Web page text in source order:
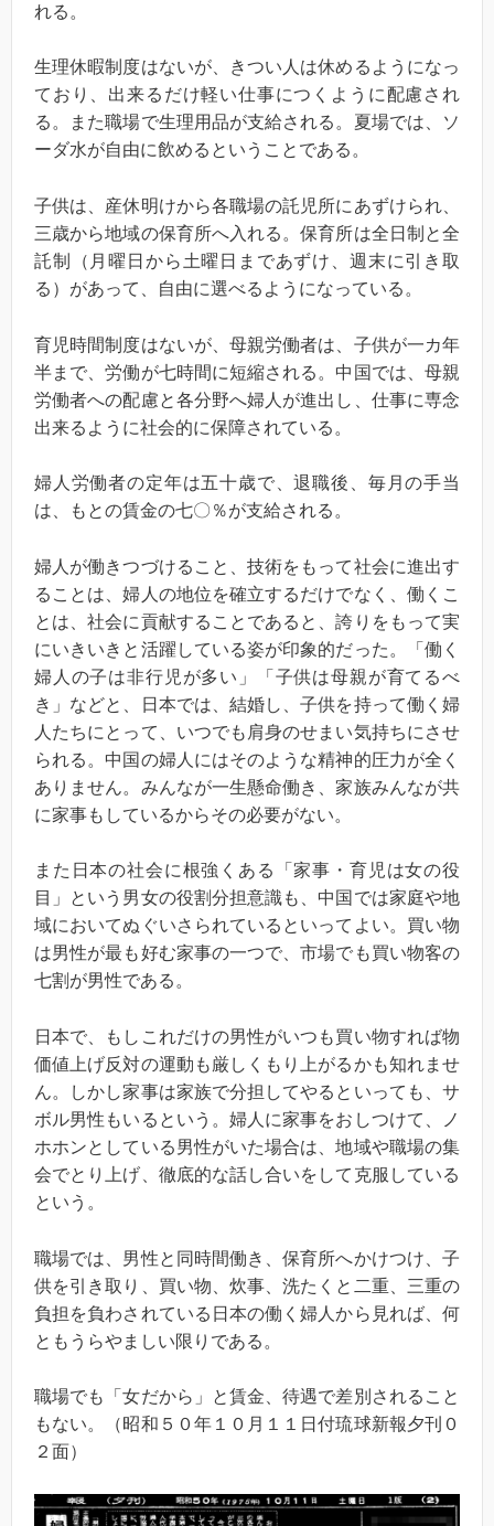
れる。
生理休暇制度はないが、きつい人は休めるようになっ
ており、出来るだけ軽い仕事につくように配慮され
る。また職場で生理用品が支給される。夏場では、ソ
ーダ水が自由に飲めるということである。
子供は、産休明けから各職場の託児所にあずけられ、
三歳から地域の保育所へ入れる。保育所は全日制と全
託制（月曜日から土曜日まであずけ、週末に引き取
る）があって、自由に選べるようになっている。
育児時間制度はないが、母親労働者は、子供が一カ年
半まで、労働が七時間に短縮される。中国では、母親
労働者への配慮と各分野へ婦人が進出し、仕事に専念
出来るように社会的に保障されている。
婦人労働者の定年は五十歳で、退職後、毎月の手当
は、もとの賃金の七〇％が支給される。
婦人が働きつづけること、技術をもって社会に進出す
ることは、婦人の地位を確立するだけでなく、働くこ
とは、社会に貢献することであると、誇りをもって実
にいきいきと活躍している姿が印象的だった。「働く
婦人の子は非行児が多い」「子供は母親が育てるべ
き」などと、日本では、結婚し、子供を持って働く婦
人たちにとって、いつでも肩身のせまい気持ちにさせ
られる。中国の婦人にはそのような精神的圧力が全く
ありません。みんなが一生懸命働き、家族みんなが共
に家事もしているからその必要がない。
また日本の社会に根強くある「家事・育児は女の役
目」という男女の役割分担意識も、中国では家庭や地
域においてぬぐいさられているといってよい。買い物
は男性が最も好む家事の一つで、市場でも買い物客の
七割が男性である。
日本で、もしこれだけの男性がいつも買い物すれば物
価値上げ反対の運動も厳しくもり上がるかも知れませ
ん。しかし家事は家族で分担してやるといっても、サ
ボル男性もいるという。婦人に家事をおしつけて、ノ
ホホンとしている男性がいた場合は、地域や職場の集
会でとり上げ、徹底的な話し合いをして克服している
という。
職場では、男性と同時間働き、保育所へかけつけ、子
供を引き取り、買い物、炊事、洗たくと二重、三重の
負担を負わされている日本の働く婦人から見れば、何
ともうらやましい限りである。
職場でも「女だから」と賃金、待遇で差別されること
もない。（昭和５０年１０月１１日付琉球新報夕刊０
２面）